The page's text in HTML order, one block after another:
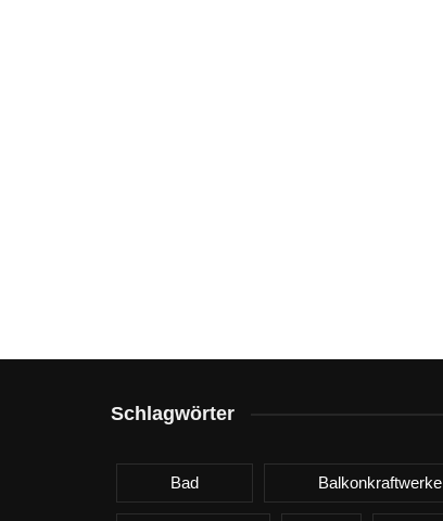
Schlagwörter
Bad Balkonkraftwerke